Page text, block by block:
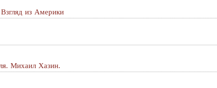
из Америки
Михаил Хазин.